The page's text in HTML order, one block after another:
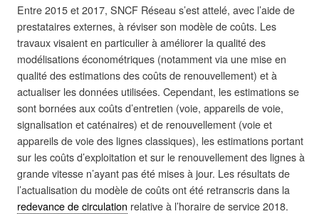
Entre 2015 et 2017, SNCF Réseau s’est attelé, avec l’aide de
prestataires externes, à réviser son modèle de coûts. Les
travaux visaient en particulier à améliorer la qualité des
modélisations économétriques (notamment via une mise en
qualité des estimations des coûts de renouvellement) et à
actualiser les données utilisées. Cependant, les estimations se
sont bornées aux coûts d’entretien (voie, appareils de voie,
signalisation et caténaires) et de renouvellement (voie et
appareils de voie des lignes classiques), les estimations portant
sur les coûts d’exploitation et sur le renouvellement des lignes à
grande vitesse n’ayant pas été mises à jour. Les résultats de
l’actualisation du modèle de coûts ont été retranscris dans la
redevance de circulation relative à l’horaire de service 2018.